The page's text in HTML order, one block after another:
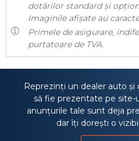
dotărilor standard și
Imaginile afișate au
Primele de asigurare,
purtatoare de TVA.
Reprezinți un dealer auto
să fie prezentate pe site-
anunțurile tale sunt deja
dar îți dorești o